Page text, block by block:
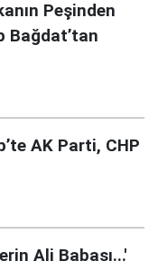
Peşinden
Bağdat’tan
AK Parti, CHP
Ali Babası...'